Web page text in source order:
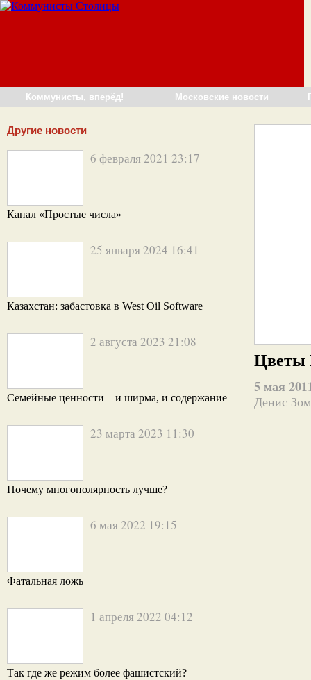
Коммунисты, вперёд! Московские новости
Другие новости
6 февраля 2021 23:17
Канал «Простые числа»
25 января 2024 16:41
Казахстан: забастовка в West Oil Software
2 августа 2023 21:08
Семейные ценности – и ширма, и содержание
23 марта 2023 11:30
Почему многополярность лучше?
6 мая 2022 19:15
Фатальная ложь
1 апреля 2022 04:12
Так где же режим более фашистский?
Цветы
5 мая
Денис